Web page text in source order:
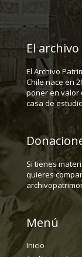
El archivo
El Archivo
Chile nace en
poner en valor
casa de
Si tienes
quieres
Menú
Inicio